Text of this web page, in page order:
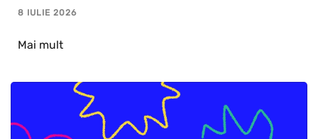
8 IULIE 2026
Mai mult